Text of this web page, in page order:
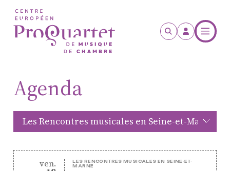
Agenda
vendredi
ven.
LES RENCONTRES MUSICALES EN SEINE-ET-
MARNE